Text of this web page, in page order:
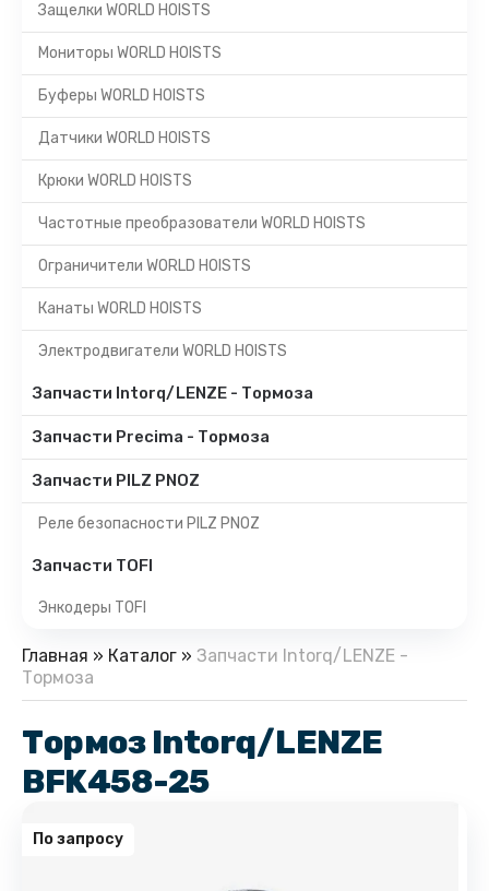
Защелки WORLD HOISTS
Мониторы WORLD HOISTS
Буферы WORLD HOISTS
Датчики WORLD HOISTS
Крюки WORLD HOISTS
Частотные преобразователи WORLD HOISTS
Ограничители WORLD HOISTS
Канаты WORLD HOISTS
Электродвигатели WORLD HOISTS
Запчасти Intorq/LENZE - Тормоза
Запчасти Precima - Тормоза
Запчасти PILZ PNOZ
Реле безопасности PILZ PNOZ
Запчасти TOFI
Энкодеры TOFI
Главная » Каталог » Запчасти Intorq/LENZE -
Тормоза
Тормоз Intorq/LENZE
BFK458-25
По запросу